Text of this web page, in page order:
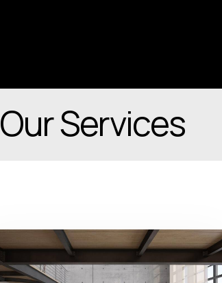
Our Services